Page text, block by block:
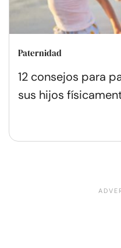
Paternidad
12 consejos para
sus hijos